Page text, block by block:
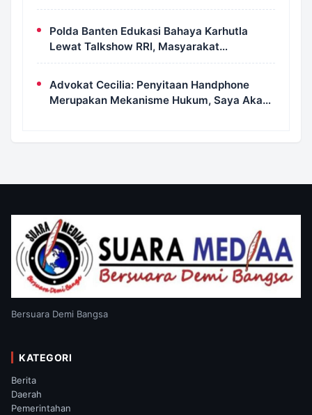
Bahu Jalan Langsung Ditertibkan
Polda Banten Edukasi Bahaya Karhutla
Lewat Talkshow RRI, Masyarakat
Diingatkan Ancaman Pidana Pembakaran
Advokat Cecilia: Penyitaan Handphone
Merupakan Mekanisme Hukum, Saya Akan
Bersuara Demi Bangsa
KATEGORI
Berita
Daerah
Pemerintahan